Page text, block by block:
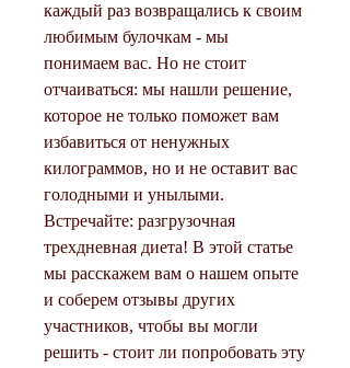
каждый раз возвращались к своим
любимым булочкам - мы
понимаем вас. Но не стоит
отчаиваться: мы нашли решение,
которое не только поможет вам
избавиться от ненужных
килограммов, но и не оставит вас
голодными и унылыми.
Встречайте: разгрузочная
трехдневная диета! В этой статье
мы расскажем вам о нашем опыте
и соберем отзывы других
участников, чтобы вы могли
решить - стоит ли попробовать эту